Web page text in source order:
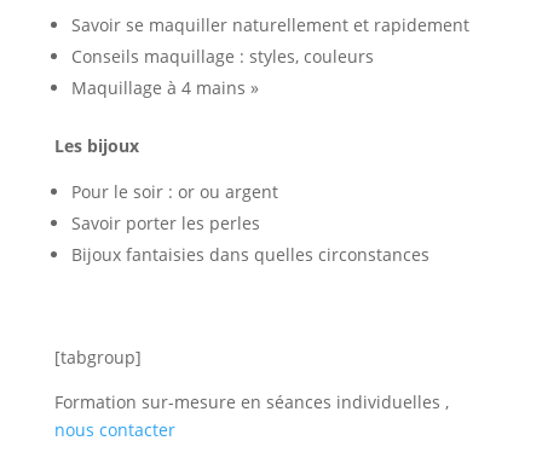
Savoir se maquiller naturellement et rapidement
Conseils maquillage : styles, couleurs
Maquillage à 4 mains »
Les bijoux
Pour le soir : or ou argent
Savoir porter les perles
Bijoux fantaisies dans quelles circonstances
[tabgroup]
Formation sur-mesure en séances individuelles ,
nous contacter